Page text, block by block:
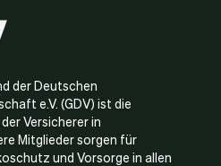
der Deutschen
e.V. (GDV) ist die
Versicherer in
Mitglieder sorgen für
und Vorsorge in allen